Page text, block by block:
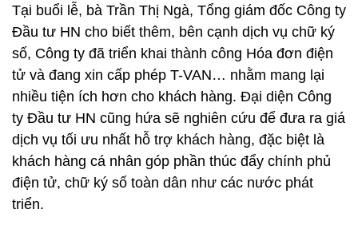
Tại buổi lễ, bà Trần Thị Ngà, Tổng giám đốc Công ty
Đầu tư HN cho biết thêm, bên cạnh dịch vụ chữ ký
số, Công ty đã triển khai thành công Hóa đơn điện
tử và đang xin cấp phép T-VAN… nhằm mang lại
nhiều tiện ích hơn cho khách hàng. Đại diện Công
ty Đầu tư HN cũng hứa sẽ nghiên cứu để đưa ra giá
dịch vụ tối ưu nhất hỗ trợ khách hàng, đặc biệt là
khách hàng cá nhân góp phần thúc đẩy chính phủ
điện tử, chữ ký số toàn dân như các nước phát
triển.